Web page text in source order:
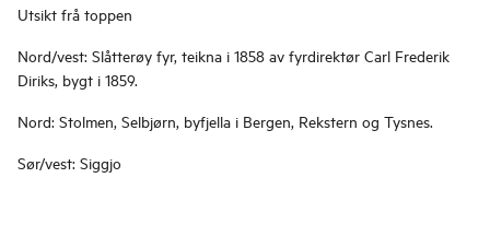
Utsikt frå toppen
Nord/vest: Slåtterøy fyr, teikna i 1858 av fyrdirektør Carl Frederik
Diriks, bygt i 1859.
Nord: Stolmen, Selbjørn, byfjella i Bergen, Rekstern og Tysnes.
Sør/vest: Siggjo